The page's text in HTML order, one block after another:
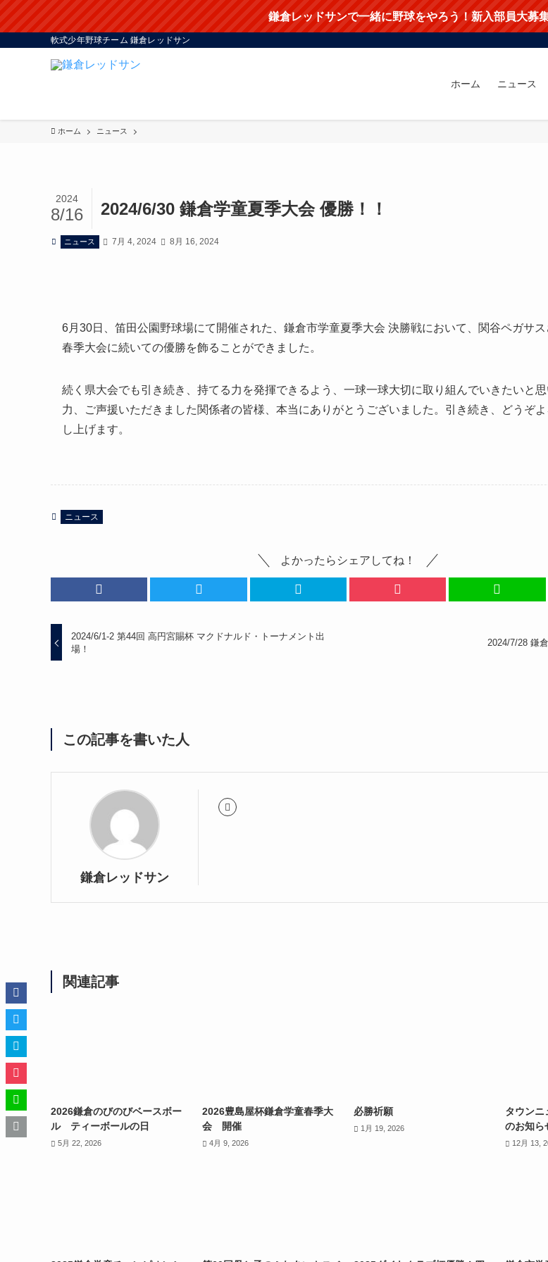
鎌倉レッドサンで一緒に野球をやろう！新入部員大募
軟式少年野球チーム 鎌倉レッドサン
ホーム ニュース
ホーム ニュース
2024/6/30 鎌倉学童夏季大会 優勝！！
2024
8/16
ニュース 7月 4, 2024 8月 16, 2024
6月30日、笛田公園野球場にて開催された、鎌倉市学童夏季大会 決勝戦において、関谷ペガサス
春季大会に続いての優勝を飾ることができました。
続く県大会でも引き続き、持てる力を発揮できるよう、一球一球大切に取り組んでいきたいと
力、ご声援いただきました関係者の皆様、本当にありがとうございました。引き続き、どうぞ
し上げます。
ニュース
よかったらシェアしてね！
2024/6/1-2 第44回 高円宮賜杯 マクドナルド・トーナメント出
場！
2024/7/28 鎌
この記事を書いた人
鎌倉レッドサン
関連記事
2026鎌倉のびのびベースボー
ル ティーボールの日
5月 22, 2026
2026豊島屋杯鎌倉学童春季大
会 開催
4月 9, 2026
必勝祈願
1月 19, 2026
タウンニ
のお知ら
12月 13,